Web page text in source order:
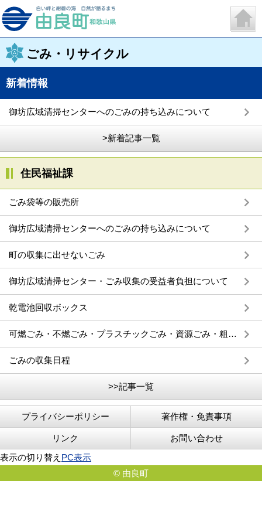
ごみ・リサイクル
新着情報
御坊広域清掃センターへのごみの持ち込みについて
>新着記事一覧
住民福祉課
ごみ袋等の販売所
御坊広域清掃センターへのごみの持ち込みについて
町の収集に出せないごみ
御坊広域清掃センター・ごみ収集の受益者負担について
乾電池回収ボックス
可燃ごみ・不燃ごみ・プラスチックごみ・資源ごみ・粗大ごみ
ごみの収集日程
>>記事一覧
プライバシーポリシー 著作権・免責事項
リンク
お問い合わせ
表示の切り替え PC表示
© 由良町